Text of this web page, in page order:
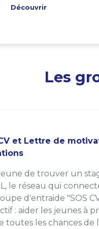
Découvrir
Les
et Lettre de
de trouver un
le réseau qui
d'entraide "SOS
: aider les jeunes à
toutes les chances de